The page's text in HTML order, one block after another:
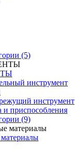
(5)
инструмент
инструмент
и приспособления
(9)